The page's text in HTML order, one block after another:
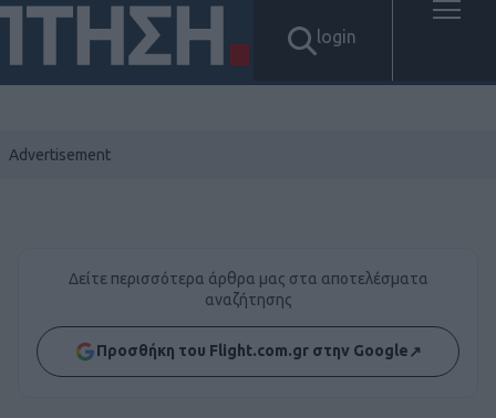
login
Δείτε περισσότερα άρθρα μας στα αποτελέσματα
αναζήτησης
Προσθήκη του Flight.com.gr στην Google↗